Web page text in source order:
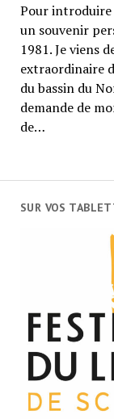
SUR VOS
Pour introduire
un souvenir
1981. Je viens
extraordinaire
du bassin du
demande de
de…